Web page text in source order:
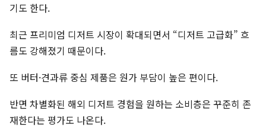
기도 한다.
최근 프리미엄 디저트 시장이 확대되면서 “디저트 고급화” 흐
름도 강해졌기 때문이다.
또 버터·견과류 중심 제품은 원가 부담이 높은 편이다.
반면 차별화된 해외 디저트 경험을 원하는 소비층은 꾸준히 존
재한다는 평가도 나온다.